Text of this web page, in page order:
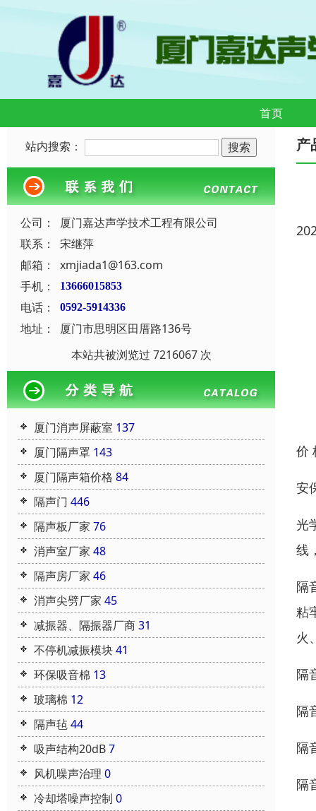
首页
站内搜索：
公司：
厦门嘉达声学技术工程有限公司
联系：
宋继萍
邮箱：
xmjiada1@163.com
手机：
13666015853
电话： 0592-5914336
地址：
厦门市思明区田厝路136号
本站共被浏览过 7216067 次
厦门消声屏蔽室 137
厦门隔声罩 143
厦门隔声箱价格 84
隔声门 446
隔声板厂家 76
消声室厂家 48
隔声房厂家 46
消声尖劈厂家 45
减振器、隔振器厂商31
不停机减振模块41
环保吸音棉 13
玻璃棉 12
隔声毡44
吸声结构20dB7
风机噪声治理 0
冷却塔噪声控制 0
产
价
安
光
线
隔
粘
火
隔
隔
隔
隔